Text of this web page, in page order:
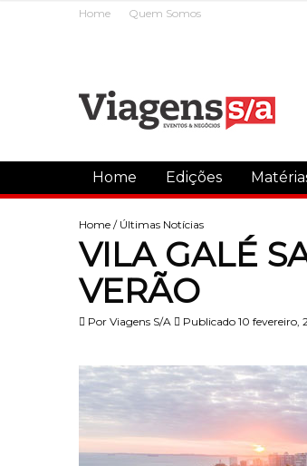
Home Quem Somos
Home Edições
Home / Últimas Notícias
VILA GALÉ
VERÃO
Por Viagens S/A Publicado 10 fevereiro,